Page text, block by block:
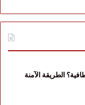
الطريقة الآمنة